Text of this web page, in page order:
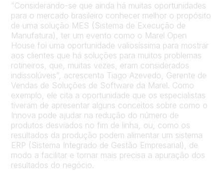
“Considerando-se que ainda há muitas oportunidades
para o mercado brasileiro conhecer melhor o propósito
de uma solução MES (Sistema de Execução de
Manufatura), ter um evento como o Marel Open
House foi uma oportunidade valiosíssima para mostrar
aos clientes que há soluções para muitos problemas
rotineiros, que, muitas vezes, eram considerados
indissolúveis”, acrescenta Tiago Azevedo, Gerente de
Vendas de Soluções de Software da Marel. Como
exemplo, ele cita a oportunidade que os especialistas
tiveram de apresentar alguns conceitos sobre como o
Innova pode ajudar na redução do número de
produtos desviados no fim de linha, ou, como os
resultados da produção podem alimentar um sistema
ERP (Sistema Integrado de Gestão Empresarial), de
modo a facilitar e tornar mais precisa a apuração dos
resultados do negócio.